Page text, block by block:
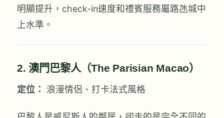
明顯提升，check-in速度和禮賓服務屬路氹城中
上水準。
2. 澳門巴黎人（The Parisian Macao）
定位： 浪漫情侶、打卡法式風格